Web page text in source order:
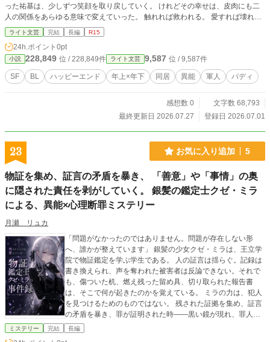
った祐基は、少しずつ笑顔を取り戻していく。 けれどその幸せは、皮肉にも二
人の関係をあらゆる意味で変えていった。 触れれば救われる。 愛すれば壊れて
いく。 これは、人間と怪獣の境界で恋をした二人の物語。 ーーーーー 別のサイ
トでも連載しています。 毎日18時に更新予定です！
ライト文芸 完結 長編 R15
24h.ポイント 0pt
小説 228,849 位 / 228,849件 ライト文芸 9,587 位 / 9,587件
SF BL ハッピーエンド 年上×年下 同居 異能 軍人 バディ
感想数 0
文字数 68,793
最終更新日 2026.07.27
登録日 2026.07.01
23 お気に入り追加 5
物証を集め、証言の矛盾を暴き、 「善意」や「事情」の奥
に隠された責任を剥がしていく。 銀髪の鑑定士クゼ・ミラ
による、異能×心理断罪ミステリー
月瀬 リュカ
「問題がなかったのではありません。問題が存在しない形
へ、誰かが整えています」 銀髪の少女クゼ・ミラは、王立学
院で物証鑑定を学ぶ学生である。 人の証言は揺らぐ。記録は
書き換えられ、声を奪われた被害者は反論できない。それで
も、傷ついた机、燃え残った留め具、切り取られた報告書
は、そこで何が起きたのかを覚えている。 ミラの力は、犯人
を見つけるためのものではない。 残された証拠を集め、証言
の矛盾を暴き、罪が証明された時――黒い鏡が現れ、罪人の
仮面を剥がす最後の鑑定《真貌剥離》が始まる。 学校を守る
ミステリー 完結 長編